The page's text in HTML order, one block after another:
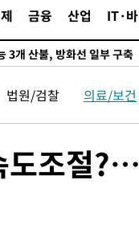
금융 산업 IT·
도 관측 가능성도
기대속 뉴욕증시 혼조 마감
항로 합의" 이란 외무부 대
안해…안정 전력 위해 불
과잉생산 결과 발표 8월
대 급락
법원/검찰 의료/보건
도조절